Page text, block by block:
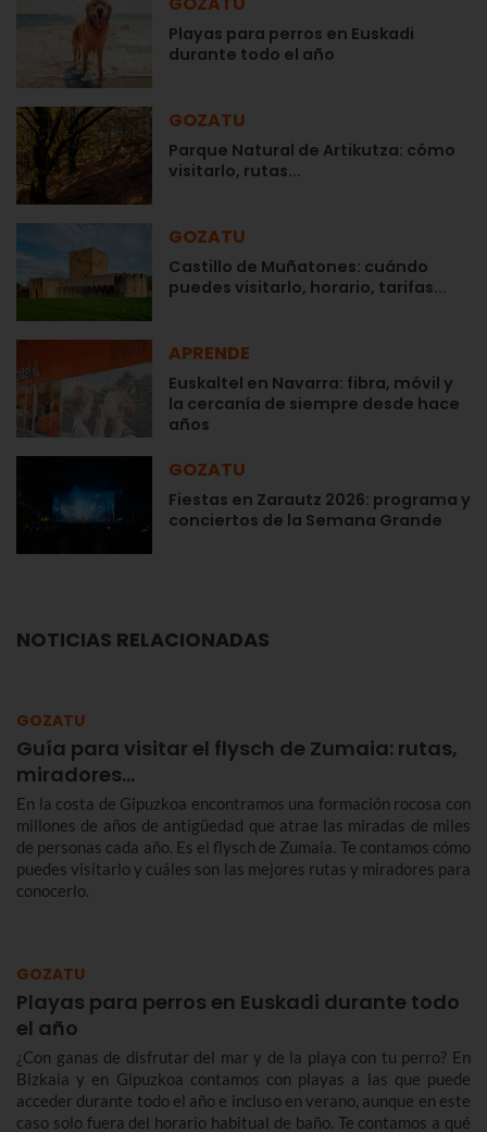
Playas para perros en Euskadi
durante todo el año
GOZATU
Parque Natural de Artikutza: cómo
visitarlo, rutas...
GOZATU
Castillo de Muñatones: cuándo
puedes visitarlo, horario, tarifas...
APRENDE
Euskaltel en Navarra: fibra, móvil y
la cercanía de siempre desde hace
años
GOZATU
Fiestas en Zarautz 2026: programa y
conciertos de la Semana Grande
NOTICIAS RELACIONADAS
GOZATU
Guía para visitar el flysch de Zumaia: rutas,
miradores...
En la costa de Gipuzkoa encontramos una formación rocosa con
millones de años de antigüedad que atrae las miradas de miles
de personas cada año. Es el flysch de Zumaia. Te contamos cómo
puedes visitarlo y cuáles son las mejores rutas y miradores para
conocerlo.
GOZATU
Playas para perros en Euskadi durante todo
el año
¿Con ganas de disfrutar del mar y de la playa con tu perro? En
Bizkaia y en Gipuzkoa contamos con playas a las que puede
acceder durante todo el año e incluso en verano, aunque en este
caso solo fuera del horario habitual de baño. Te contamos a qué